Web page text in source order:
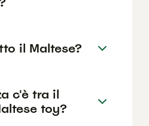
il Maltese?
c'è tra il
toy?